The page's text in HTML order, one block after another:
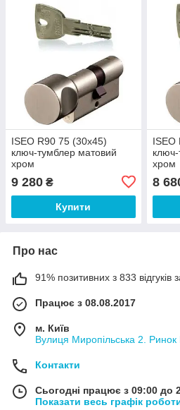
ISEO R90 75 (30х45)
ключ-тумблер матовий
хром
9 280 ₴
Купити
ISEO
хром
8
Про нас
91% позитивних з 833 відгуків
Працює з 08.08.2017
м. Київ
Вулиця Миропільська 2. Ринок
Контакти
Сьогодні працює з 09:00 до
Показати весь графік